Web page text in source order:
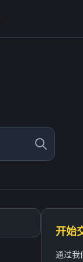
开始
通过我